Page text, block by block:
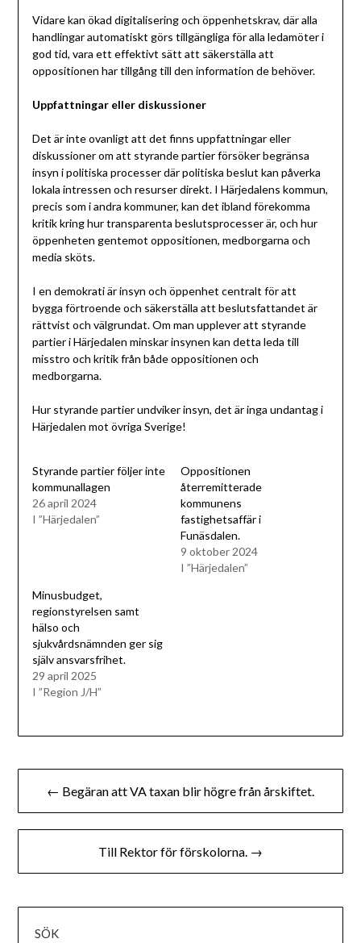
Vidare kan ökad digitalisering och öppenhetskrav, där alla
handlingar automatiskt görs tillgängliga för alla ledamöter i
god tid, vara ett effektivt sätt att säkerställa att
oppositionen har tillgång till den information de behöver.
Uppfattningar eller diskussioner
Det är inte ovanligt att det finns uppfattningar eller
diskussioner om att styrande partier försöker begränsa
insyn i politiska processer där politiska beslut kan påverka
lokala intressen och resurser direkt. I Härjedalens kommun,
precis som i andra kommuner, kan det ibland förekomma
kritik kring hur transparenta beslutsprocesser är, och hur
öppenheten gentemot oppositionen, medborgarna och
media sköts.
I en demokrati är insyn och öppenhet centralt för att
bygga förtroende och säkerställa att beslutsfattandet är
rättvist och välgrundat. Om man upplever att styrande
partier i Härjedalen minskar insynen kan detta leda till
misstro och kritik från både oppositionen och
medborgarna.
Hur styrande partier undviker insyn, det är inga undantag i
Härjedalen mot övriga Sverige!
Styrande partier följer inte
kommunallagen
26 april 2024
I ”Härjedalen”
Oppositionen
återremitterade
kommunens
fastighetsaffär i
Funäsdalen.
9 oktober 2024
I ”Härjedalen”
Minusbudget,
regionstyrelsen samt
hälso och
sjukvårdsnämnden ger sig
själv ansvarsfrihet.
29 april 2025
I ”Region J/H”
Inläggsnavigering
← Begäran att VA taxan blir högre från årskiftet.
Till Rektor för förskolorna. →
SÖK